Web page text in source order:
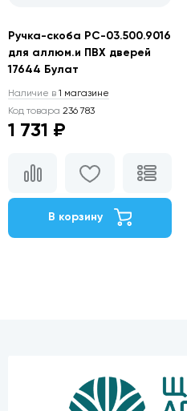
Ручка-скоба РС-03.500.9016
для аллюм.и ПВХ дверей
17644 Булат
Наличие в 1 магазине
Код товара 236 783
1 731 ₽
В корзину